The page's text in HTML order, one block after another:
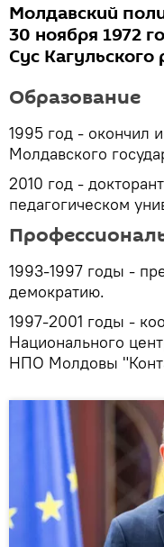
Молдавский
30 ноября 1972
Сус Кагульского
Образование
1995 год - окончил
Молдавского
2010 год -
педагогическом
1993-1997 годы -
демократию.
1997-2001 годы -
Национального
НПО Молдовы